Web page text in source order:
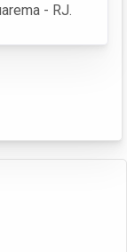
- RJ.